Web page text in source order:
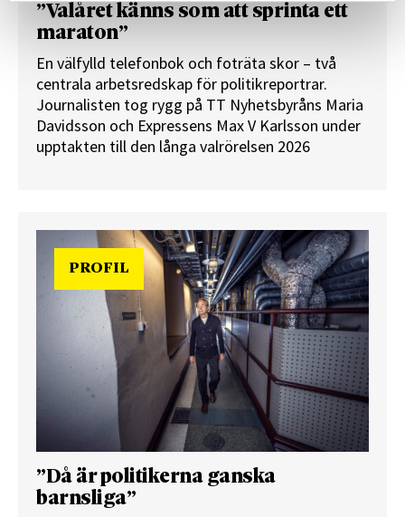
”Valåret känns som att sprinta ett
maraton”
En välfylld telefonbok och foträta skor – två
centrala arbetsredskap för politikreportrar.
Journalisten tog rygg på TT Nyhetsbyråns Maria
Davidsson och Expressens Max V Karlsson under
upptakten till den långa valrörelsen 2026
PROFIL
”Då är politikerna ganska
barnsliga”